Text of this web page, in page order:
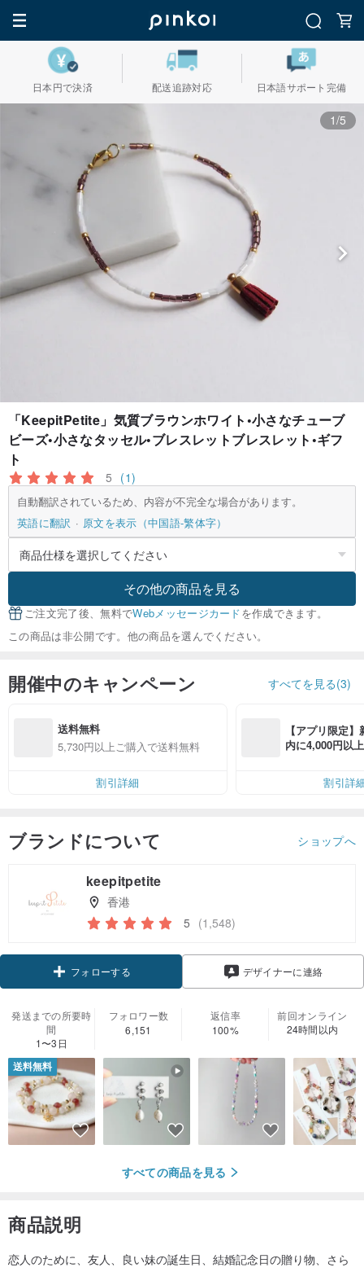
日本円で決済 配送追跡対応 日本語サポート完備
1/5
「KeepitPetite」気質ブラウンホワイト•小さなチューブ
ビーズ•小さなタッセル•ブレスレットブレスレット•ギフ
ト
5 (1)
自動翻訳されているため、内容が不完全な場合があります。
英語に翻訳
原文を表示（中国語-繁体字）
その他の商品を見る
ご注文完了後、無料でWebメッセージカードを作成できます。
この商品は非公開です。他の商品を選んでください。
開催中のキャンペーン すべてを見る(3)
送料無料
5,730円以上ご購入で送料無料
割引詳細
【アプリ限定
内に4,000円以
割引詳
ブランドについて ショップへ
keepitpetite
香港
5 (1,548)
デザイナーに連絡
発送までの所要時
間
1〜3日
フォロワー数
6,151
返信率
100%
前回オンライン
24時間以内
送料無料
すべての商品を見る
商品説明
恋人のために、友人、良い妹の誕生日、結婚記念日の贈り物、さら